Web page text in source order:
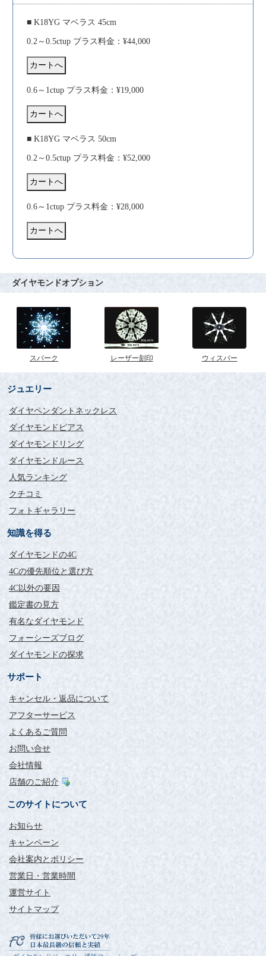
■ K18YG マベラス 45cm
0.2～0.5ctup プラス料金：¥44,000
0.6～1ctup プラス料金：¥19,000
■ K18YG マベラス 50cm
0.2～0.5ctup プラス料金：¥52,000
0.6～1ctup プラス料金：¥28,000
ダイヤモンドオプション
スパーク レーザー刻印 ウィスパー
ジュエリー
ダイヤペンダントネックレス
ダイヤモンドピアス
ダイヤモンドリング
ダイヤモンドルース
人気ランキング
クチコミ
フォトギャラリー
知識を得る
ダイヤモンドの4C
4Cの優先順位と選び方
4C以外の要因
鑑定書の見方
有名なダイヤモンド
フォーシーズブログ
ダイヤモンドの探求
サポート
キャンセル・返品について
アフターサービス
よくあるご質問
お問い合せ
会社情報
店舗のご紹介
このサイトについて
お知らせ
キャンペーン
会社案内とポリシー
営業日・営業時間
運営サイト
サイトマップ